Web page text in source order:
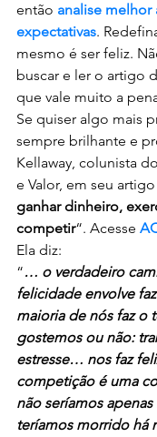
então analise melhor
expectativas.
mesmo é ser feliz.
buscar e ler o artigo
que vale muito a
Se quiser algo mais
sempre brilhante e
Kellaway, colunista
e Valor, em seu artigo
ganhar dinheiro,
competir“. Acesse
Ela diz:
“… o verdadeiro
felicidade envolve
maioria de nós faz o
gostemos ou não:
estresse… nos faz
competição é uma
não seríamos
teríamos morrido há